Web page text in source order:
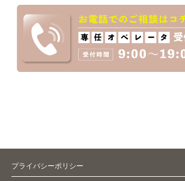
プライバシーポリシー